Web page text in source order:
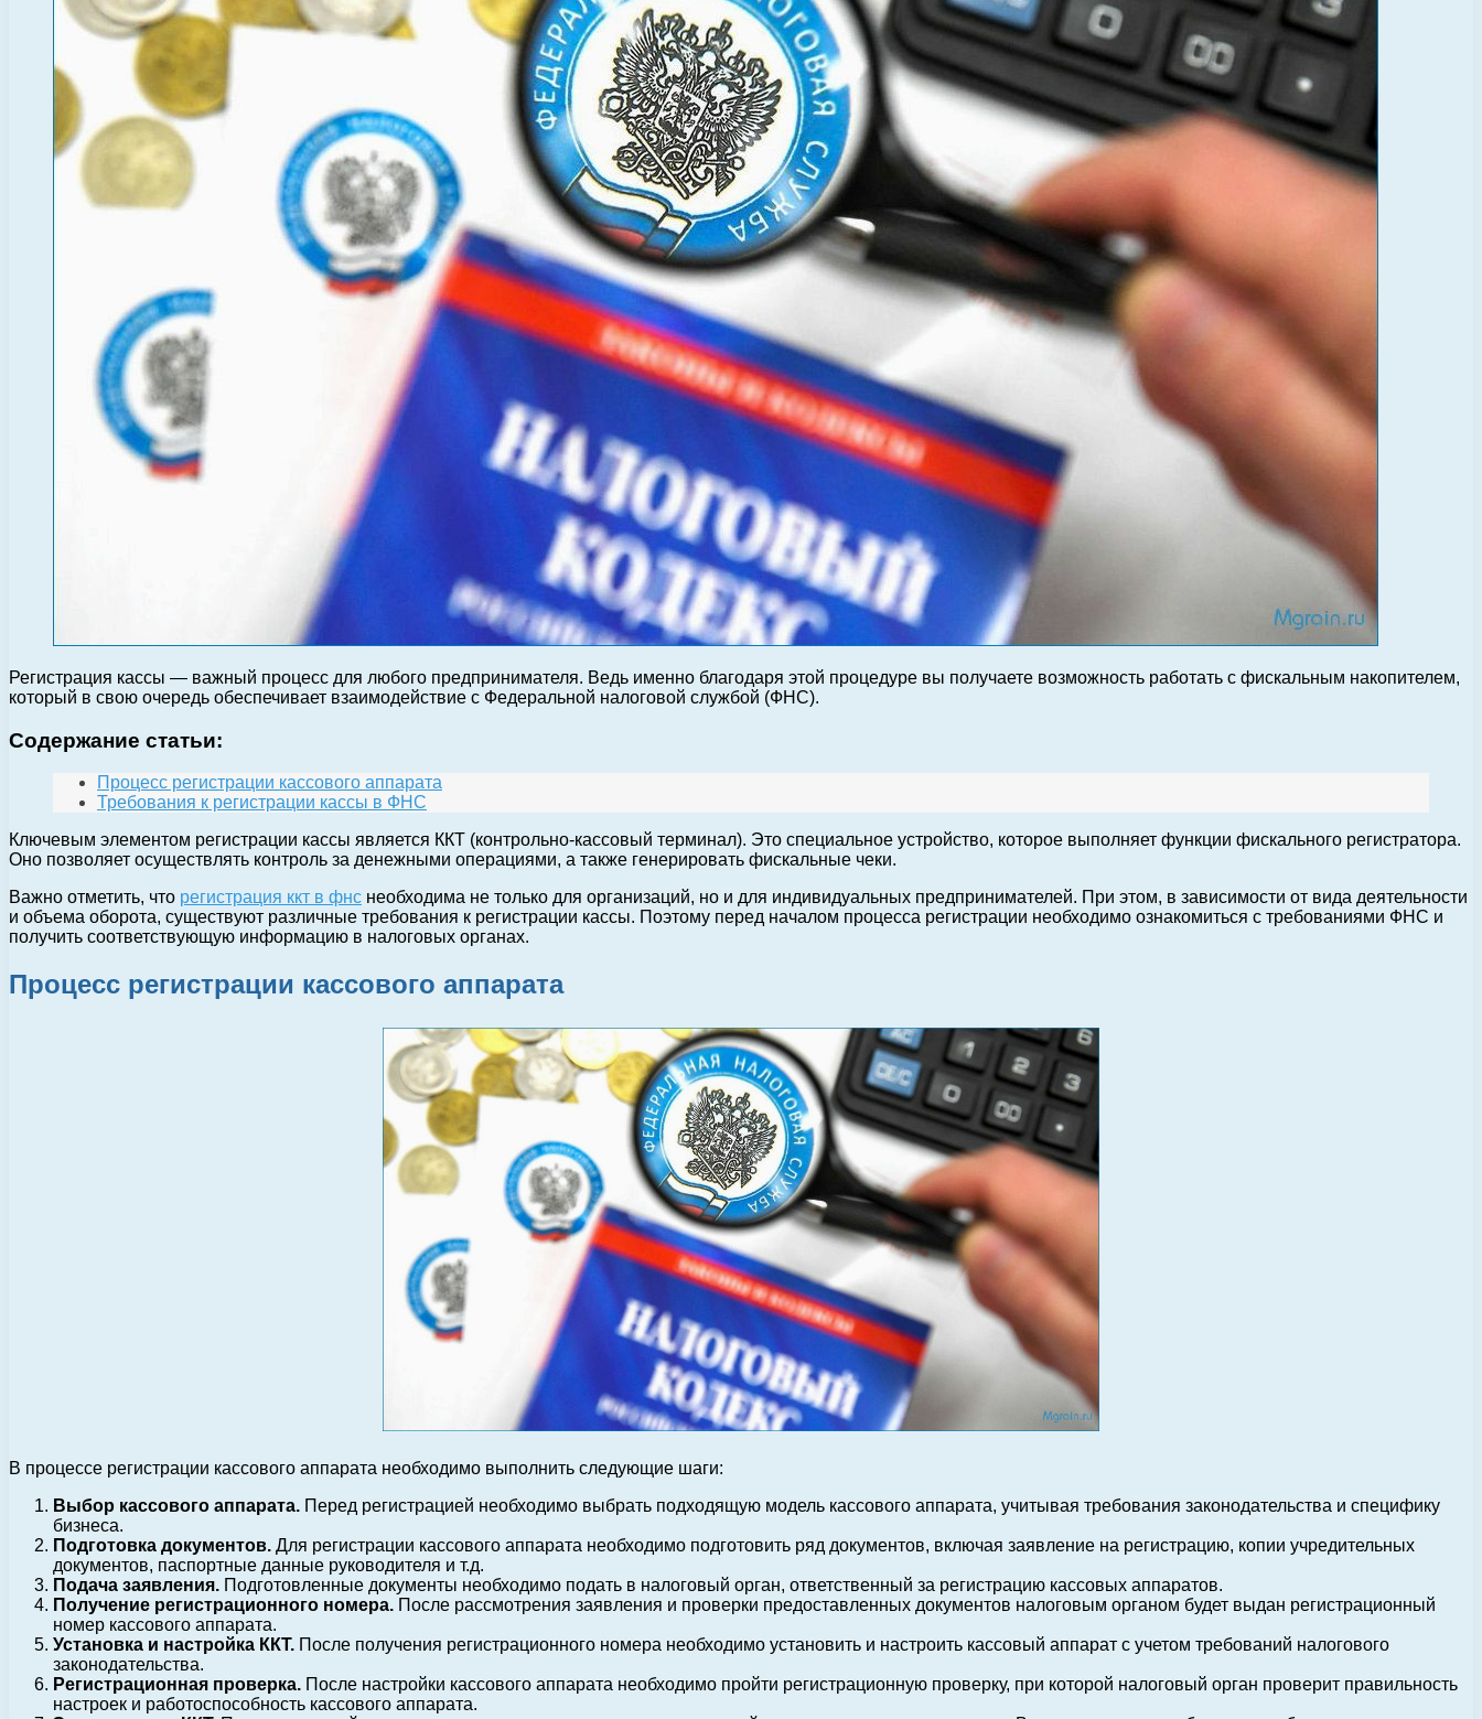
Регистрация кассы — важный процесс для любого предпринимателя. Ведь именно благодаря этой процедуре вы получаете возможность работать с фискальным накопителем,
который в свою очередь обеспечивает взаимодействие с Федеральной налоговой службой (ФНС).
Содержание статьи:
Процесс регистрации кассового аппарата
Требования к регистрации кассы в ФНС
Ключевым элементом регистрации кассы является ККТ (контрольно-кассовый терминал). Это специальное устройство, которое выполняет функции фискального регистратора.
Оно позволяет осуществлять контроль за денежными операциями, а также генерировать фискальные чеки.
Важно отметить, что регистрация ккт в фнс необходима не только для организаций, но и для индивидуальных предпринимателей. При этом, в зависимости от вида деятельности
и объема оборота, существуют различные требования к регистрации кассы. Поэтому перед началом процесса регистрации необходимо ознакомиться с требованиями ФНС и
получить соответствующую информацию в налоговых органах.
Процесс регистрации кассового аппарата
В процессе регистрации кассового аппарата необходимо выполнить следующие шаги:
Выбор кассового аппарата. Перед регистрацией необходимо выбрать подходящую модель кассового аппарата, учитывая требования законодательства и специфику
бизнеса.
Подготовка документов. Для регистрации кассового аппарата необходимо подготовить ряд документов, включая заявление на регистрацию, копии учредительных
документов, паспортные данные руководителя и т.д.
Подача заявления. Подготовленные документы необходимо подать в налоговый орган, ответственный за регистрацию кассовых аппаратов.
Получение регистрационного номера. После рассмотрения заявления и проверки предоставленных документов налоговым органом будет выдан регистрационный
номер кассового аппарата.
Установка и настройка ККТ. После получения регистрационного номера необходимо установить и настроить кассовый аппарат с учетом требований налогового
законодательства.
Регистрационная проверка. После настройки кассового аппарата необходимо пройти регистрационную проверку, при которой налоговый орган проверит правильность
настроек и работоспособность кассового аппарата.